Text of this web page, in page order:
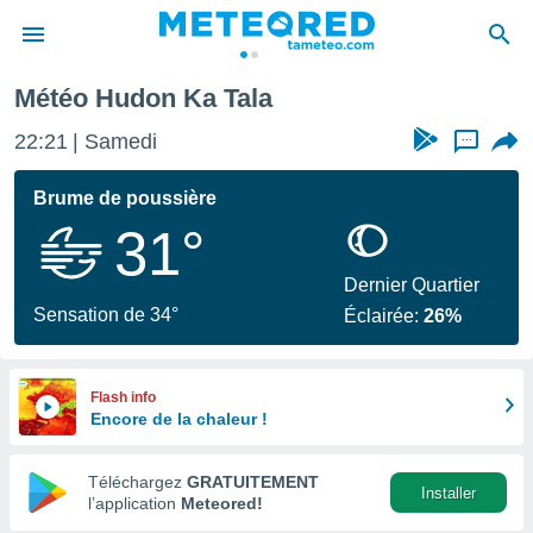
de
en
Météo Hudon Ka Tala
22:21 Samedi ...
Brume de poussière
31°
Sensation de 34°
Dernier Quartier
Éclairée:26%
Flash info
Encore de la chaleur !
Téléchargez GRATUITEMENT
l’application Meteored!
Installer